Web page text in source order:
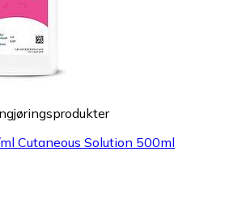
Cutaneous Solution 500ml